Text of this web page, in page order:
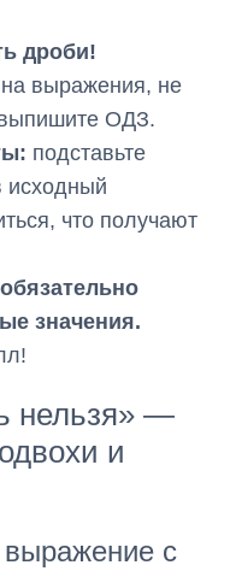
дроби!
выражения, не
ОДЗ.
подставьте
исходный
что получают
значения.
нельзя» —
и
с